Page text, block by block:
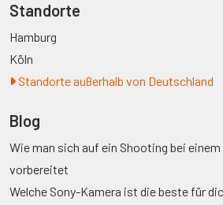
Standorte
Hamburg
Köln
Standorte außerhalb von Deutschland
Blog
Wie man sich auf ein Shooting bei
vorbereitet
Welche Sony-Kamera ist die beste für